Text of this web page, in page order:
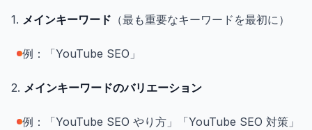
1. メインキーワード （最も重要なキーワードを最初に）
例：「YouTube SEO」
2. メインキーワードのバリエーション
例：「YouTube SEO やり方」「YouTube SEO 対策」